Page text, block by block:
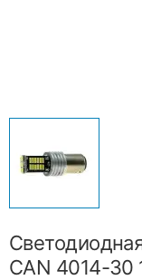
CAN 4014-30